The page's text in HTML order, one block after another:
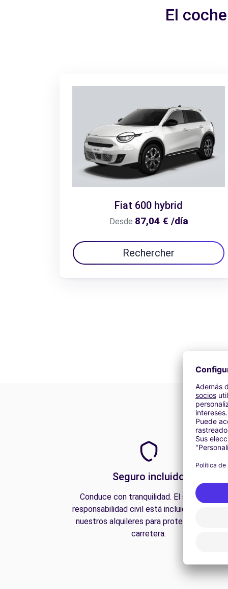
El
Fiat 600 hybrid
Desde 87,04 € /día
Rechercher
Seguro incluido
Conduce con tranquilidad. El seguro de
responsabilidad civil está incluido en todos
nuestros alquileres para protegerte en la
carretera.